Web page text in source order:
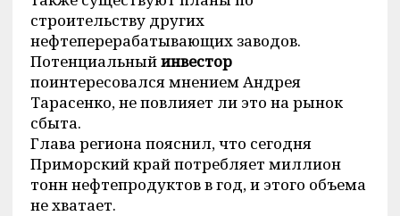
строительству других
нефтеперерабатывающих заводов.
Потенциальныйинвестор
поинтересовался мнением Андрея
Тарасенко, не повлияет ли это на рынок
сбыта.
Глава региона пояснил, что сегодня
Приморский край потребляет миллион
тонн нефтепродуктов в год, и этого объема
не хватает.